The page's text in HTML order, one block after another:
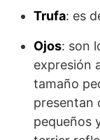
Trufa: es
Ojos: son
expresión
tamaño
presentan
pequeños